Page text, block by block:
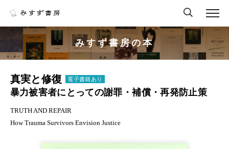
みすず書房の本
真実と修復 電子書籍あり
暴力被害者にとっての謝罪・補償・再発防止策
TRUTH AND REPAIR
How Trauma Survivors Envision Justice